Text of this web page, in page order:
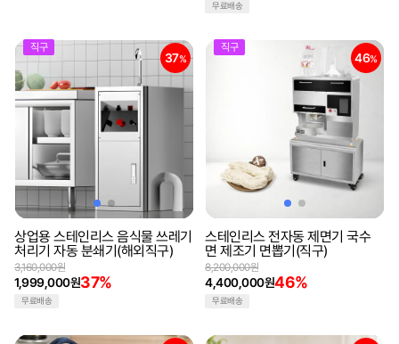
무료배송
직구
37%
상업용 스테인리스 음식물 쓰레기
처리기 자동 분쇄기(해외직구)
1,999,000원37%
3,160,000원
무료배송
직구
46%
스테인리스 전자동 제면기 국수
면 제조기 면뽑기(직구)
4,400,000원46%
8,200,000원
무료배송